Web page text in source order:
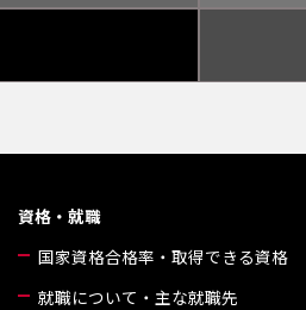
資格・就職
国家資格合格率・取得できる資格
就職について・主な就職先